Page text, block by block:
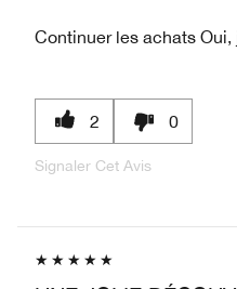
Continuer les achats Oui,
2 0
Signaler Cet Avis